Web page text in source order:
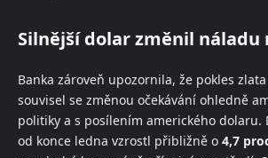
Silnější dolar změnil náladu
Banka zároveň upozornila, že pokles
souvisel se změnou očekávání ohledně
politiky a s posílením amerického dolaru.
od konce ledna vzrostl přibližně o 4,7